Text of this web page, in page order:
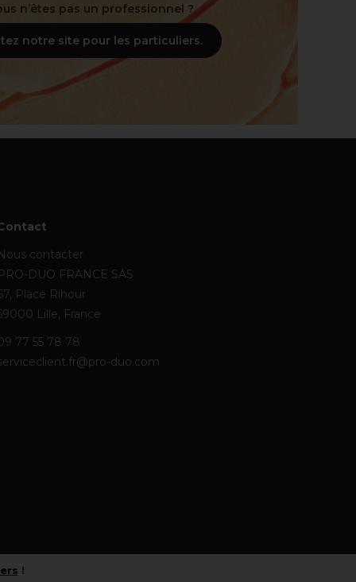
n’êtes pas un professionnel ?
notre site pour les particuliers.
contacter
DUO FRANCE SAS
Place Rihour
Lille, France
77 55 78 78
duo.com
!